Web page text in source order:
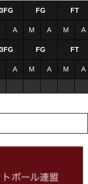
3FG FG FT
A M A M A
3FG FG FT
A M A M A